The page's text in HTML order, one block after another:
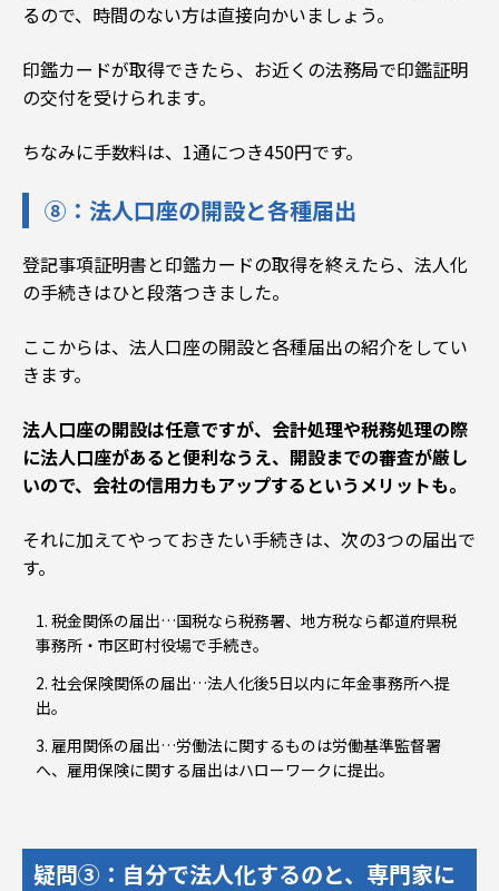
るので、時間のない方は直接向かいましょう。
印鑑カードが取得できたら、お近くの法務局で印鑑証明
の交付を受けられます。
ちなみに手数料は、1通につき450円です。
⑧：法人口座の開設と各種届出
登記事項証明書と印鑑カードの取得を終えたら、法人化
の手続きはひと段落つきました。
ここからは、法人口座の開設と各種届出の紹介をしてい
きます。
法人口座の開設は任意ですが、会計処理や税務処理の際
に法人口座があると便利なうえ、開設までの審査が厳し
いので、会社の信用力もアップするというメリットも。
それに加えてやっておきたい手続きは、次の3つの届出で
す。
税金関係の届出…国税なら税務署、地方税なら都道府県税
事務所・市区町村役場で手続き。
社会保険関係の届出…法人化後5日以内に年金事務所へ提
出。
雇用関係の届出…労働法に関するものは労働基準監督署
へ、雇用保険に関する届出はハローワークに提出。
疑問③：自分で法人化するのと、専門家に